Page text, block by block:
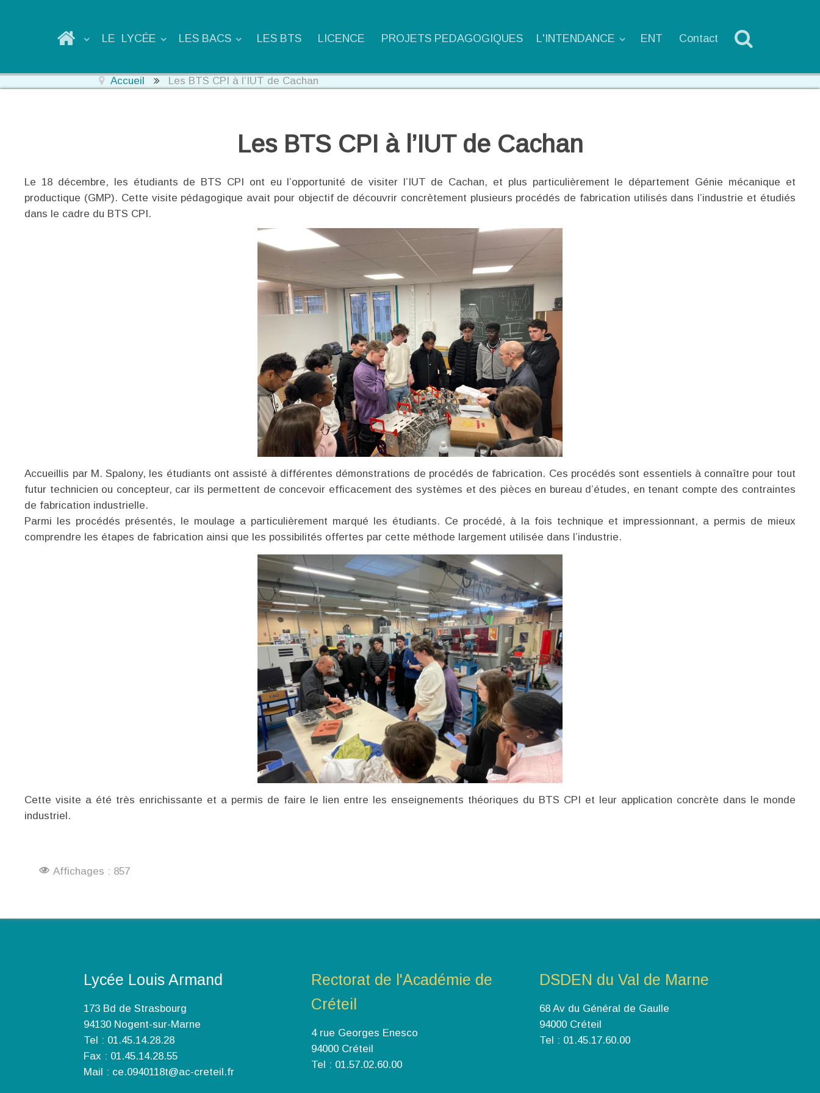
LE LYCÉE LES BACS LES BTS LICENCE PROJETS PEDAGOGIQUES L'INTENDANCE ENT Contact
Accueil Les BTS CPI à l’IUT de Cachan
Les BTS CPI à l’IUT de Cachan
Le 18 décembre, les étudiants de BTS CPI ont eu l’opportunité de visiter l’IUT de Cachan, et plus particulièrement le département Génie mécanique et
productique (GMP). Cette visite pédagogique avait pour objectif de découvrir concrètement plusieurs procédés de fabrication utilisés dans l’industrie et étudiés
dans le cadre du BTS CPI.
Accueillis par M. Spalony, les étudiants ont assisté à différentes démonstrations de procédés de fabrication. Ces procédés sont essentiels à connaître pour tout
futur technicien ou concepteur, car ils permettent de concevoir efficacement des systèmes et des pièces en bureau d’études, en tenant compte des contraintes
de fabrication industrielle.
Parmi les procédés présentés, le moulage a particulièrement marqué les étudiants. Ce procédé, à la fois technique et impressionnant, a permis de mieux
comprendre les étapes de fabrication ainsi que les possibilités offertes par cette méthode largement utilisée dans l’industrie.
Cette visite a été très enrichissante et a permis de faire le lien entre les enseignements théoriques du BTS CPI et leur application concrète dans le monde
industriel.
Affichages : 857
Lycée Louis Armand
173 Bd de Strasbourg
94130 Nogent-sur-Marne
Tel : 01.45.14.28.28
Fax : 01.45.14.28.55
Mail : ce.0940118t@ac-creteil.fr
Rectorat de l'Académie de
Créteil
4 rue Georges Enesco
94000 Créteil
Tel : 01.57.02.60.00
DSDEN du Val de Marne
68 Av du Général de Gaulle
94000 Créteil
Tel : 01.45.17.60.00